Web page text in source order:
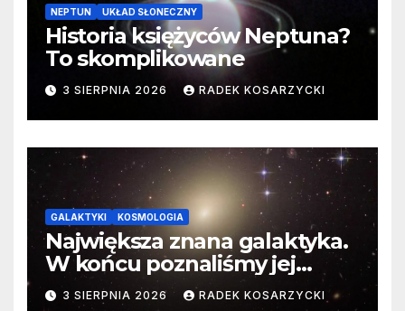
NEPTUN UKŁAD SŁONECZNY
Historia księżyców Neptuna?
To skomplikowane
3 SIERPNIA 2026 RADEK KOSARZYCKI
GALAKTYKI KOSMOLOGIA
Największa znana galaktyka.
W końcu poznaliśmy jej
faktyczne wymiary
3 SIERPNIA 2026 RADEK KOSARZYCKI